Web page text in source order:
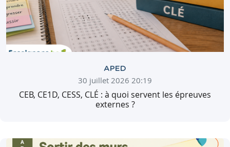
APED
30 juillet 2026 20:19
CEB, CE1D, CESS, CLÉ : à quoi servent les épreuves
externes ?